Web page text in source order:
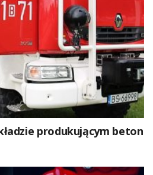
produkującym beton